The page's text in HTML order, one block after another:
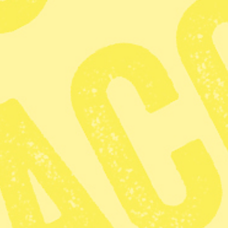
Urfolkens dag: Samer kräver tillbaka
kvarlevor från Historiska museet
Zoom